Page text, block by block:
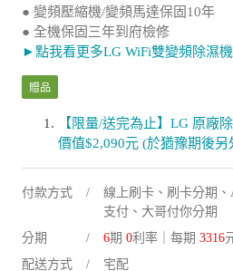
● 變頻壓縮機/變頻馬達保固10年
● 全機保固三年到府檢修
►點我看更多LG WiFi雙變頻除濕機
贈品
【限量/送完為止】LG 原廠
價值$2,090元 (於猶豫期後另
付款方式
線上刷卡、刷卡分期
支付、大哥付你分期
分期
6期 0利率｜每期 3316
配送方式
宅配